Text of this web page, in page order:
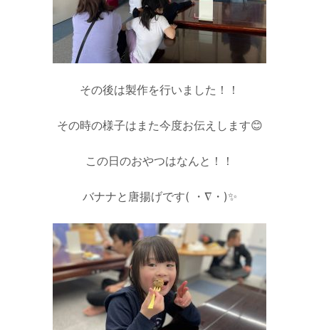
その後は製作を行いました！！
その時の様子はまた今度お伝えします😊
この日のおやつはなんと！！
バナナと唐揚げです( ・∇・)✨